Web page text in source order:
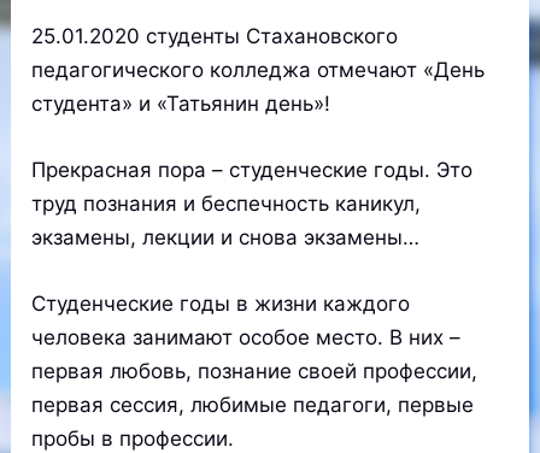
25.01.2020 студенты Стахановского
педагогического колледжа отмечают «День
студента» и «Татьянин день»!
Прекрасная пора – студенческие годы. Это
труд познания и беспечность каникул,
экзамены, лекции и снова экзамены…
Студенческие годы в жизни каждого
человека занимают особое место. В них –
первая любовь, познание своей профессии,
первая сессия, любимые педагоги, первые
пробы в профессии.